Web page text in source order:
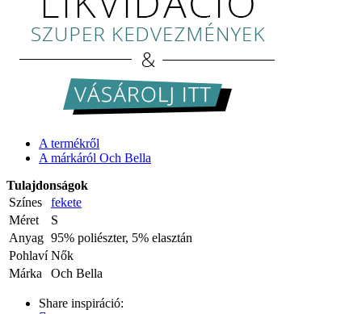
A termékről
A márkáról Och Bella
Tulajdonságok
Színes
fekete
Méret
S
Anyag 95% poliészter, 5% elasztán
Pohlaví Nők
Márka
Och Bella
Share inspiráció: